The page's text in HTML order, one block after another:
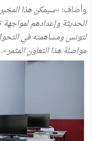
وأضاف: «سيمكن هذا
الحديثة وإعدادهم
لتونس ومساهمته في التحول
مواصلة هذا التعاون المثمر».